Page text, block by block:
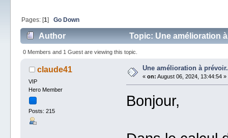
Pages: [1] Go Down
Author Topic: Une amélioration
0 Members and 1 Guest are viewing this topic.
claude41
VIP
Hero Member
Posts: 215
Une amélioration à prévoir.
«on: August 06, 2024, 13:44:54 »
Bonjour,